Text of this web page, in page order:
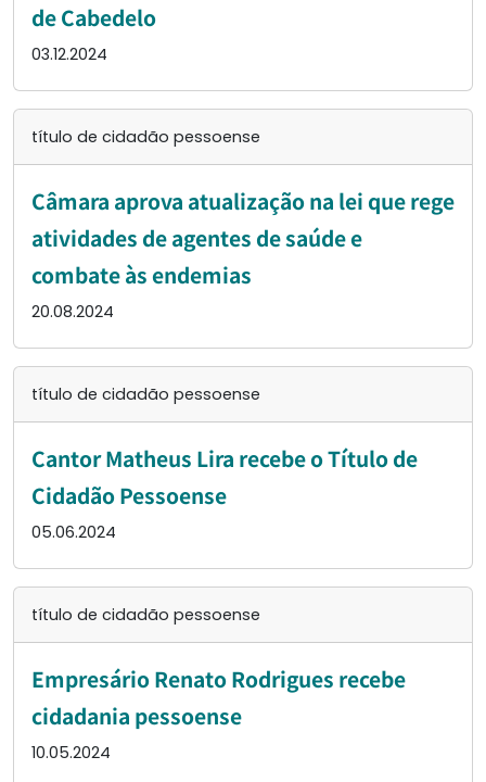
de Cabedelo
03.12.2024
título de cidadão pessoense
Câmara aprova atualização na lei que rege
atividades de agentes de saúde e
combate às endemias
20.08.2024
título de cidadão pessoense
Cantor Matheus Lira recebe o Título de
Cidadão Pessoense
05.06.2024
título de cidadão pessoense
Empresário Renato Rodrigues recebe
cidadania pessoense
10.05.2024